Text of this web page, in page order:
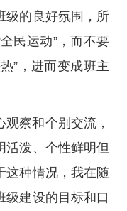
级的良好氛围，所
民运动”，而不要
”，进而变成班主
察和个别交流，
活泼、个性鲜明但
这种情况，我在随
级建设的目标和口